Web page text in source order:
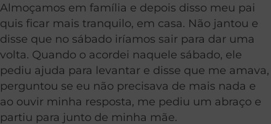
Almoçamos em família e depois disso meu pai
quis ficar mais tranquilo, em casa. Não jantou e
disse que no sábado iríamos sair para dar uma
volta. Quando o acordei naquele sábado, ele
pediu ajuda para levantar e disse que me amava,
perguntou se eu não precisava de mais nada e
ao ouvir minha resposta, me pediu um abraço e
partiu para junto de minha mãe.